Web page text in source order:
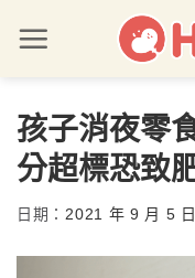
孩子消夜零
分超標恐致
日期： 2021 年 9 月 5 日